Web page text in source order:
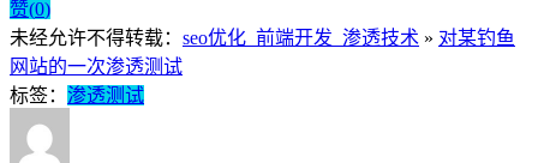
赞(0)
未经允许不得转载： seo优化_前端开发_渗透技术 » 对某钓鱼
网站的一次渗透测试
标签： 渗透测试